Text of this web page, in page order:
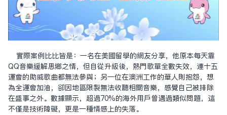
實際案例比比皆是：一名在美國留學的網友分享，他原本每天靠
QQ音樂緩解思鄉之情，但自從升級後，熱門歌單全數失效，連十五
運會的助威歌曲都無法參與；另一位在澳洲工作的華人則抱怨，想
為全運會加油，卻因地區限制無法收聽相關音樂，感覺自己被排除
在盛事之外。數據顯示，超過70%的海外用戶曾遇過類似問題，這
不僅是技術障礙，更是一種情感上的失落。